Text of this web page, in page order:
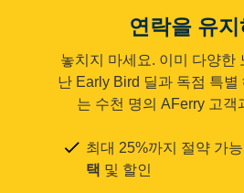
연락을 유
놓치지 마세요. 이미 다양한
난 Early Bird 딜과 독점 특별
는 수천 명의 AFerry 고객
최대 25%까지 절약 가
택 및 할인